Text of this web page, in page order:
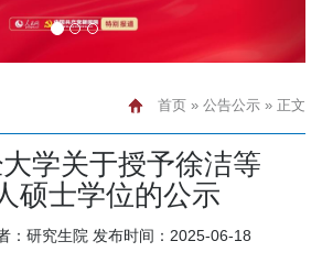
首页 » 公告公示 » 正文
学关于授予徐洁等
硕士学位的公示
：研究生院 发布时间：2025-06-18